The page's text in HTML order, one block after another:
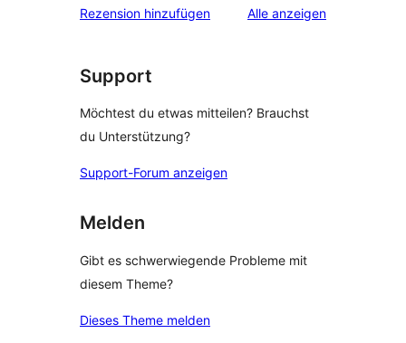
Rezension hinzufügen Alle Rezensionen
anzeigen
Support
Möchtest du etwas mitteilen? Brauchst
du Unterstützung?
Support-Forum anzeigen
Melden
Gibt es schwerwiegende Probleme mit
diesem Theme?
Dieses Theme melden